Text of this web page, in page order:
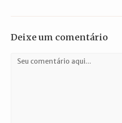
Deixe um comentário
Comentário